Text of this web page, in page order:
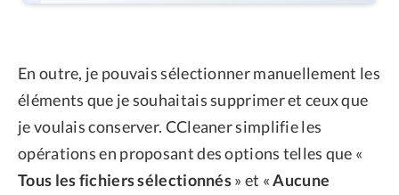
En outre, je pouvais sélectionner manuellement les
éléments que je souhaitais supprimer et ceux que
je voulais conserver. CCleaner simplifie les
opérations en proposant des options telles que «
Tous les fichiers sélectionnés» et «Aucune